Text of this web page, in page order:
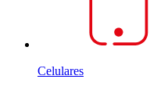
Celulares